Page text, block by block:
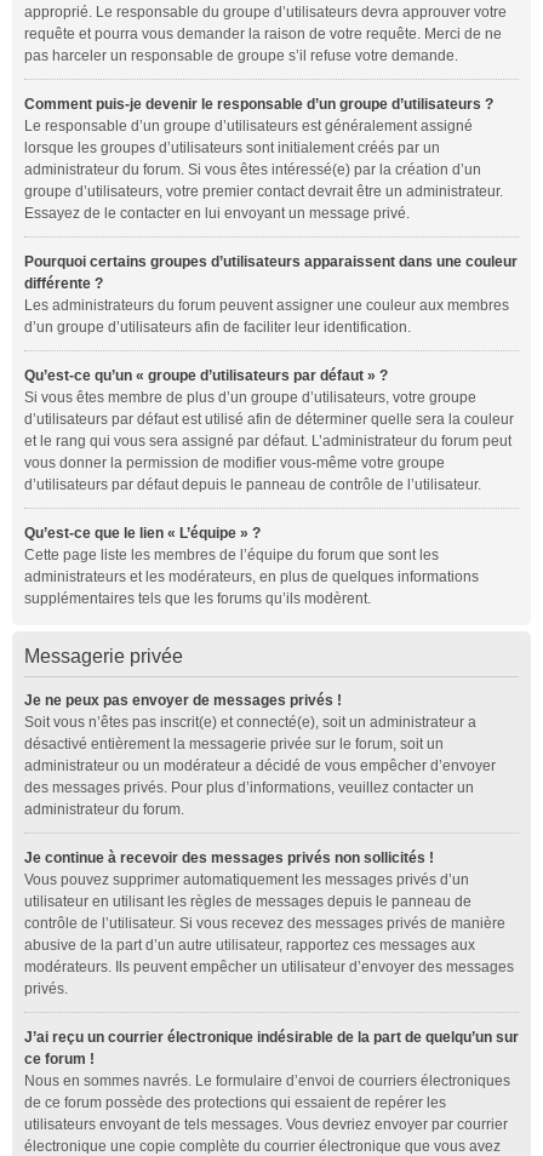
approprié. Le responsable du groupe d’utilisateurs devra approuver votre
requête et pourra vous demander la raison de votre requête. Merci de ne
pas harceler un responsable de groupe s’il refuse votre demande.
Comment puis-je devenir le responsable d’un groupe d’utilisateurs ?
Le responsable d’un groupe d’utilisateurs est généralement assigné
lorsque les groupes d’utilisateurs sont initialement créés par un
administrateur du forum. Si vous êtes intéressé(e) par la création d’un
groupe d’utilisateurs, votre premier contact devrait être un administrateur.
Essayez de le contacter en lui envoyant un message privé.
Pourquoi certains groupes d’utilisateurs apparaissent dans une couleur
différente ?
Les administrateurs du forum peuvent assigner une couleur aux membres
d’un groupe d’utilisateurs afin de faciliter leur identification.
Qu’est-ce qu’un « groupe d’utilisateurs par défaut » ?
Si vous êtes membre de plus d’un groupe d’utilisateurs, votre groupe
d’utilisateurs par défaut est utilisé afin de déterminer quelle sera la couleur
et le rang qui vous sera assigné par défaut. L’administrateur du forum peut
vous donner la permission de modifier vous-même votre groupe
d’utilisateurs par défaut depuis le panneau de contrôle de l’utilisateur.
Qu’est-ce que le lien « L’équipe » ?
Cette page liste les membres de l’équipe du forum que sont les
administrateurs et les modérateurs, en plus de quelques informations
supplémentaires tels que les forums qu’ils modèrent.
Messagerie privée
Je ne peux pas envoyer de messages privés !
Soit vous n’êtes pas inscrit(e) et connecté(e), soit un administrateur a
désactivé entièrement la messagerie privée sur le forum, soit un
administrateur ou un modérateur a décidé de vous empêcher d’envoyer
des messages privés. Pour plus d’informations, veuillez contacter un
administrateur du forum.
Je continue à recevoir des messages privés non sollicités !
Vous pouvez supprimer automatiquement les messages privés d’un
utilisateur en utilisant les règles de messages depuis le panneau de
contrôle de l’utilisateur. Si vous recevez des messages privés de manière
abusive de la part d’un autre utilisateur, rapportez ces messages aux
modérateurs. Ils peuvent empêcher un utilisateur d’envoyer des messages
privés.
J’ai reçu un courrier électronique indésirable de la part de quelqu’un sur
ce forum !
Nous en sommes navrés. Le formulaire d’envoi de courriers électroniques
de ce forum possède des protections qui essaient de repérer les
utilisateurs envoyant de tels messages. Vous devriez envoyer par courrier
électronique une copie complète du courrier électronique que vous avez